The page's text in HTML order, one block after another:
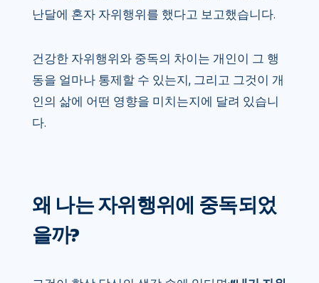
난달에 혼자 자위행위를 했다고 보고했습니다.
건강한 자위행위와 중독의 차이는 개인이 그 행
동을 얼마나 통제할 수 있는지, 그리고 그것이 개
인의 삶에 어떤 영향을 미치는지에 달려 있습니
다.
왜 나는 자위행위에 중독되었
을까?